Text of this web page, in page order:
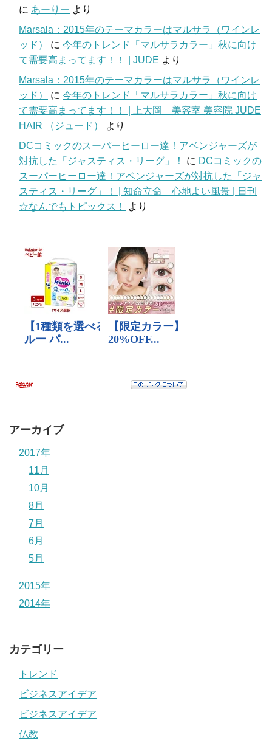
に あーりー より
Marsala：2015年のテーマカラーはマルサラ（ワインレ
ッド）
に 今年のトレンド「マルサラカラー」秋に向け
て需要高まってます！！ | JUDE より
Marsala：2015年のテーマカラーはマルサラ（ワインレ
ッド）
に 今年のトレンド「マルサラカラー」秋に向け
て需要高まってます！！ | 上大岡 美容室 美容院 JUDE
HAIR （ジュード）
より
DCコミックのスーパーヒーロー達！アベンジャーズが
対抗した「ジャスティス・リーグ」！
に DCコミックの
スーパーヒーロー達！アベンジャーズが対抗した「ジャ
スティス・リーグ」！ | 知命立命 心地よい風景 | 日刊
☆なんでもトピックス！
より
アーカイブ
2017年
11月
10月
8月
7月
6月
5月
2015年
2014年
カテゴリー
トレンド
ビジネスアイデア
ビジネスアイデア
仏教